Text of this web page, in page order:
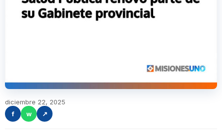
diciembre 22, 2025
f
w ↗